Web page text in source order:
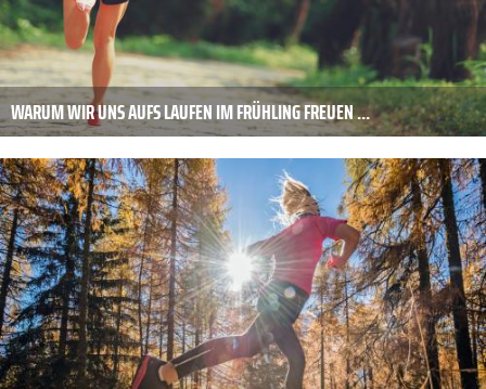
WARUM WIR UNS AUFS LAUFEN IM FRÜHLING FREUEN ...